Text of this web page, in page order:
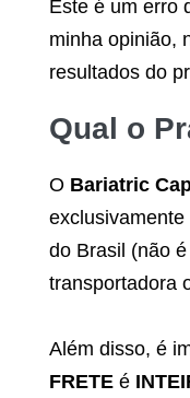
Este é um erro
minha opinião,
resultados do
Qual o
O Bariatric
do Brasil (não
transportadora
Além disso, é
FRETE é